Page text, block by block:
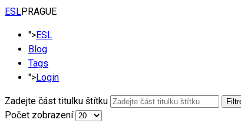
ESLPRAGUE
">ESL
Blog
Tags
">Login
Zadejte část titulku štítku
Počet zobrazení